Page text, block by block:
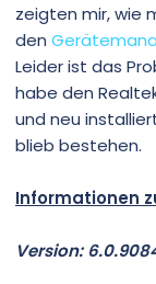
zeigten mir, wie
den
Leider ist das
habe den
und neu
blieb bestehen.
Informationen
Version: